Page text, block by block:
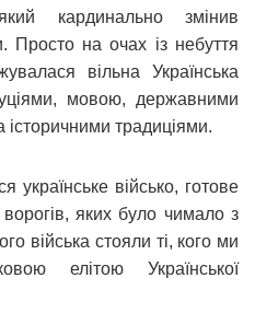
кардинально змінив
Просто на очах із небуття
вільна Українська
мовою, державними
традиціями.
українське військо, готове
яких було чимало з
війська стояли ті, кого ми
елітою Української